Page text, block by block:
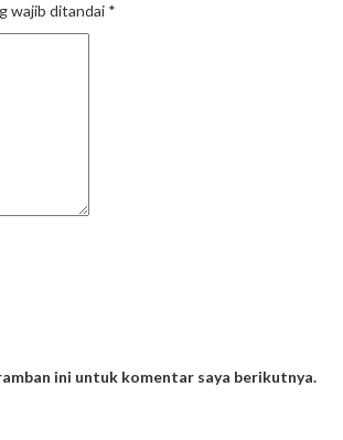
wajib ditandai *
ini untuk komentar saya berikutnya.